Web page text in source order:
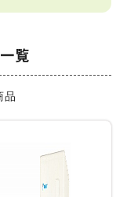
覧
品